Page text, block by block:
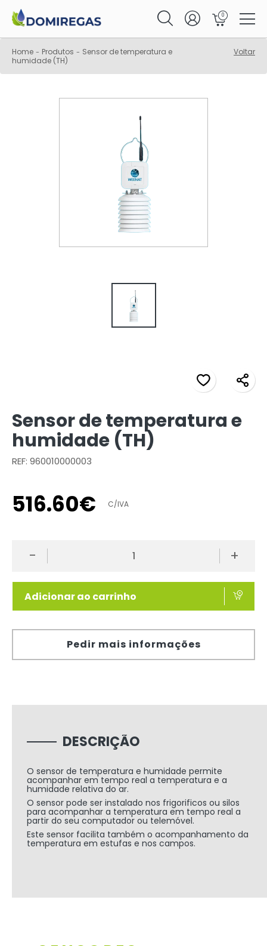
0
Home - Produtos - Sensor de temperatura e
humidade (TH)
Voltar
Sensor de temperatura e
humidade (TH)
REF: 960010000003
516.60€ C/IVA
- +
Adicionar ao carrinho
Pedir mais informações
DESCRIÇÃO
O sensor de temperatura e humidade permite
acompanhar em tempo real a temperatura e a
humidade relativa do ar.
O sensor pode ser instalado nos frigorificos ou silos
para acompanhar a temperatura em tempo real a
partir do seu computador ou telemóvel.
Este sensor facilita também o acompanhamento da
temperatura em estufas e nos campos.